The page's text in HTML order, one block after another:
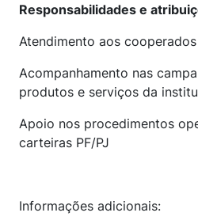
Responsabilidades e
Atendimento aos cooperados
Acompanhamento nas
produtos e serviços da
Apoio nos procedimentos
carteiras PF/PJ
Informações adicionais: